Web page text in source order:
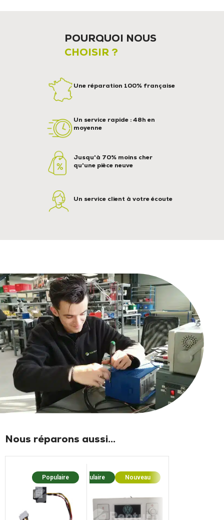
POURQUOI NOUS
CHOISIR ?
Une réparation 100% française
Un service rapide : 48h en
moyenne
Jusqu'à 70% moins cher
qu'une pièce neuve
Un service client à votre écoute
Nous réparons aussi...
Populaire Populaire Nouveau Populaire